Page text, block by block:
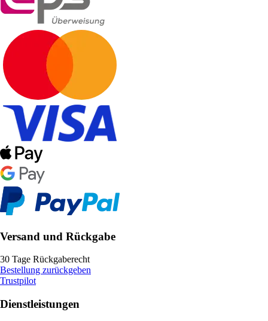
Versand und Rückgabe
30 Tage Rückgaberecht
Bestellung zurückgeben
Trustpilot
Dienstleistungen